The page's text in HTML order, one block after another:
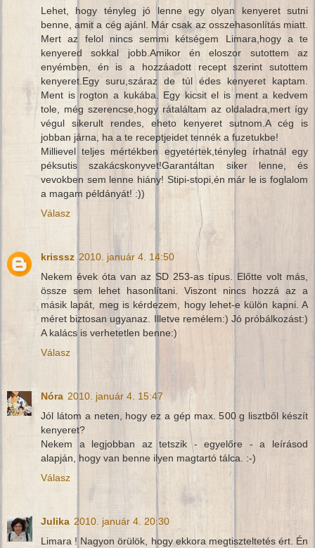
Lehet, hogy tényleg jó lenne egy olyan kenyeret sutni
benne, amit a cég ajánl. Már csak az osszehasonlítás miatt.
Mert az felol nincs semmi kétségem Limara,hogy a te
kenyered sokkal jobb.Amikor én eloszor sutottem az
enyémben, én is a hozzáadott recept szerint sutottem
kenyeret.Egy suru,száraz de túl édes kenyeret kaptam.
Ment is rogton a kukába. Egy kicsit el is ment a kedvem
tole, még szerencse,hogy rátaláltam az oldaladra,mert így
végul sikerult rendes, eheto kenyeret sutnom.A cég is
jobban járna, ha a te receptjeidet tennék a fuzetukbe!
Millievel teljes mértékben egyetértek,tényleg írhatnál egy
péksutis szakácskonyvet!Garantáltan siker lenne, és
vevokben sem lenne hiány! Stipi-stopi,én már le is foglalom
a magam példányát! :))
Válasz
krisssz 2010. január 4. 14:50
Nekem évek óta van az SD 253-as típus. Előtte volt más,
össze sem lehet hasonlítani. Viszont nincs hozzá az a
másik lapát, meg is kérdezem, hogy lehet-e külön kapni. A
méret biztosan ugyanaz. Illetve remélem:) Jó próbálkozást:)
A kalács is verhetetlen benne:)
Válasz
Nóra 2010. január 4. 15:47
Jól látom a neten, hogy ez a gép max. 500 g lisztből készít
kenyeret?
Nekem a legjobban az tetszik - egyelőre - a leírásod
alapján, hogy van benne ilyen magtartó tálca. :-)
Válasz
Julika 2010. január 4. 20:30
Limara ! Nagyon örülök, hogy ekkora megtiszteltetés ért. Én